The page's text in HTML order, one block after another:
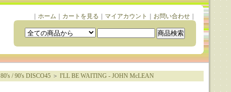
ホーム カートを見る マイアカウント お問い合わせ｜
80's / 90's DISCO45＞ I'LL BE WAITING - JOHN McLEAN